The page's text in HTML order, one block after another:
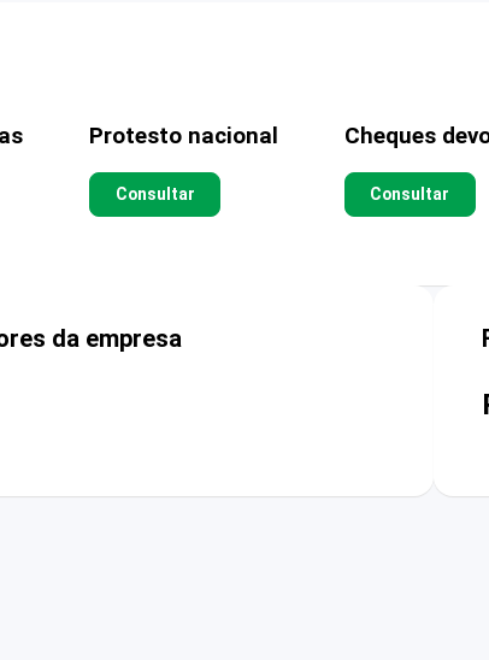
Protesto nacional
Consultar
Cheques
Consultar
da empresa